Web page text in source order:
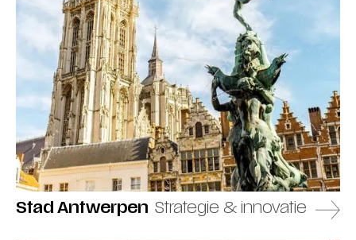
Stad Antwerpen Strategie & innovatie